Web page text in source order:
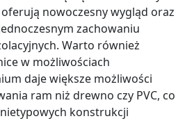
nowoczesny wygląd oraz
zachowaniu
Warto również
w możliwościach
daje większe możliwości
ram niż drewno czy PVC, co
konstrukcji